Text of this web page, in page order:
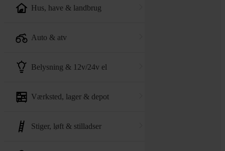
hus, have & landbrug
auto & atv
belysning & 12v/24v el
værksted, lager & depot
stiger, løft & stilladser